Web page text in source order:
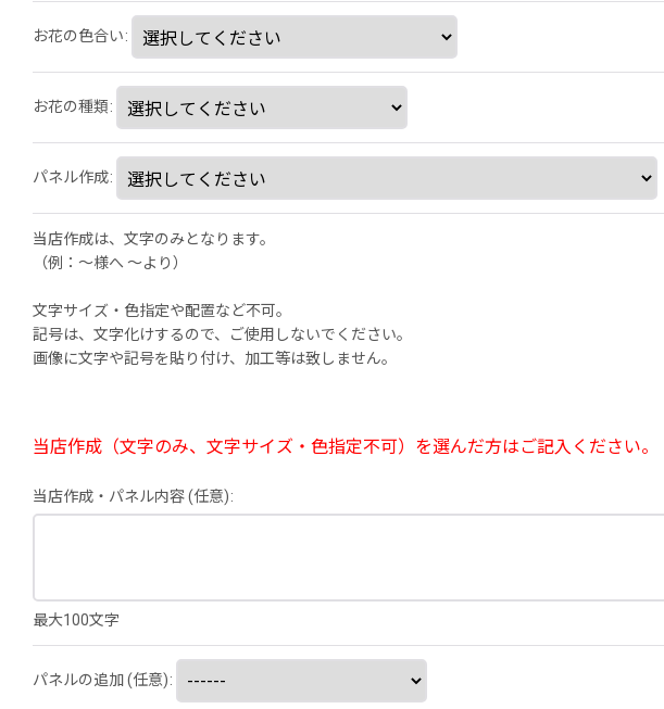
お花の色合い:
お花の種類:
パネル作成:
当店作成は、文字のみとなります。
（例：～様へ 〜より）
文字サイズ・色指定や配置など不可。
記号は、文字化けするので、ご使用しないでください。
画像に文字や記号を貼り付け、加工等は致しません。
当店作成（文字のみ、文字サイズ・色指定不可）を選んだ方はご記入ください。
当店作成・パネル内容(任意):
最大100文字
パネルの追加(任意):